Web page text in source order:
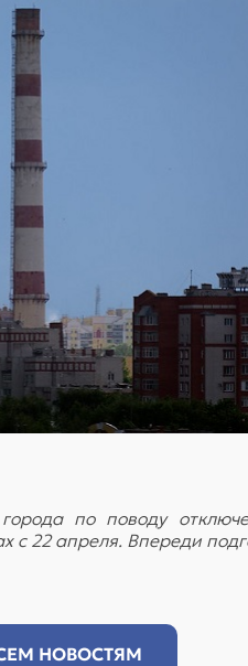
по поводу
22 апреля. Впереди
НОВОСТЯМ